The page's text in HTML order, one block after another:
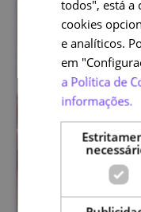
todos", está a
cookies
e analíticos.
em
a Política de
informações.